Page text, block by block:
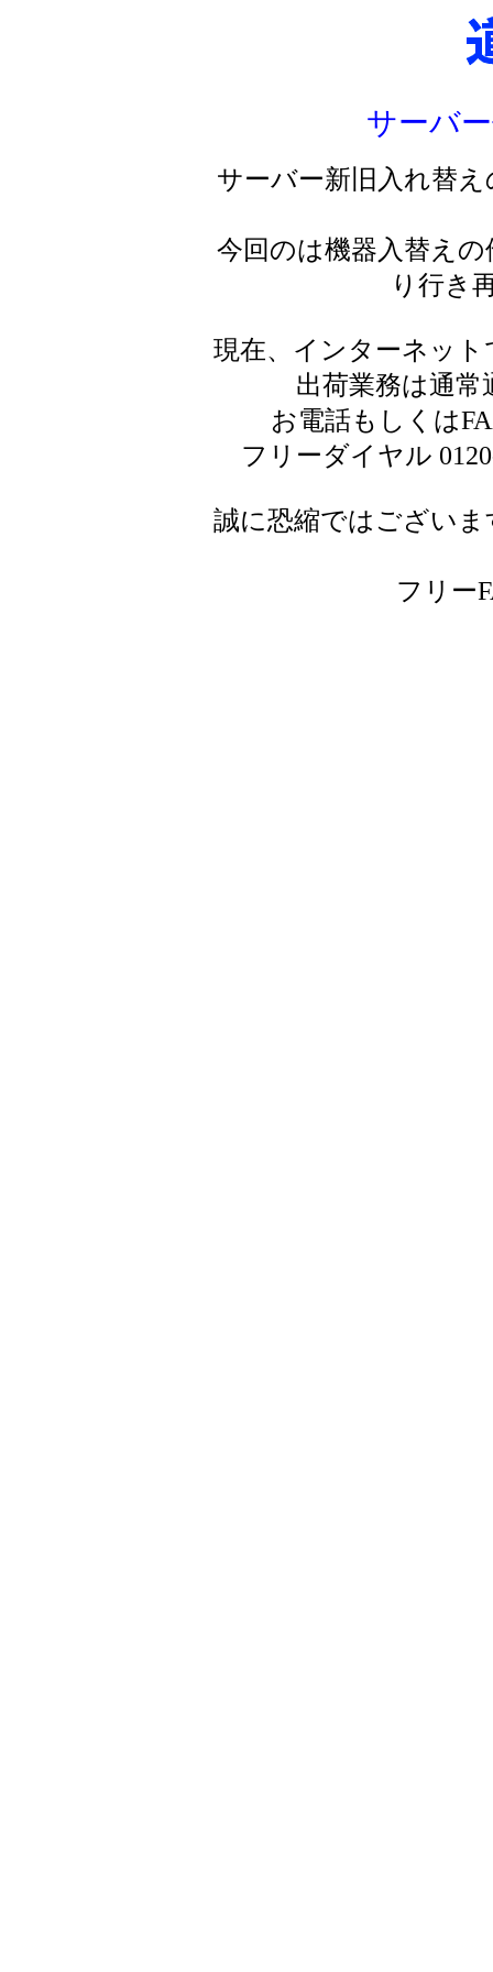
サーバ
サーバー新旧入れ替
今回のは機器入替え
り行き
現在、インターネッ
出荷業務は通
お電話もしくは
フリーダイヤル
誠に恐縮ではござい
フリー